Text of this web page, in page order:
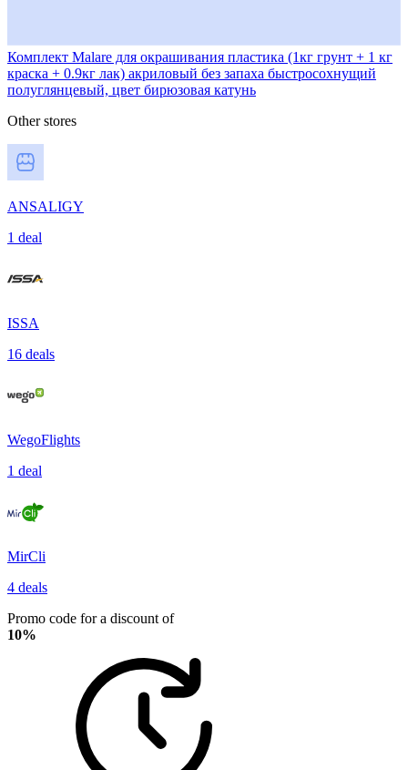
Комплект Malare для окрашивания пластика (1кг грунт + 1 кг
краска + 0.9кг лак) акриловый без запаха быстросохнущий
полуглянцевый, цвет бирюзовая катунь
Other stores
ANSALIGY
1 deal
ISSA
16 deals
WegoFlights
1 deal
MirCli
4 deals
Promo code for a discount of
10%